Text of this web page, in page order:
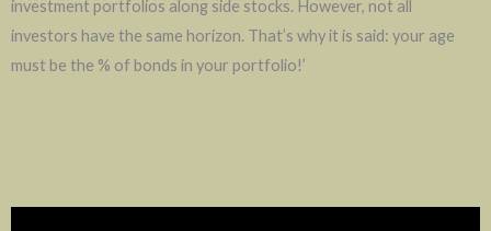
investment portfolios along side stocks. However, not all
investors have the same horizon. That’s why it is said: your age
must be the % of bonds in your portfolio!’